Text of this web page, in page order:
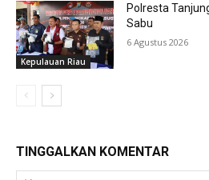
Kepulauan Riau
Polresta
Sabu
6 Agustus 2026
TINGGALKAN KOMENTAR